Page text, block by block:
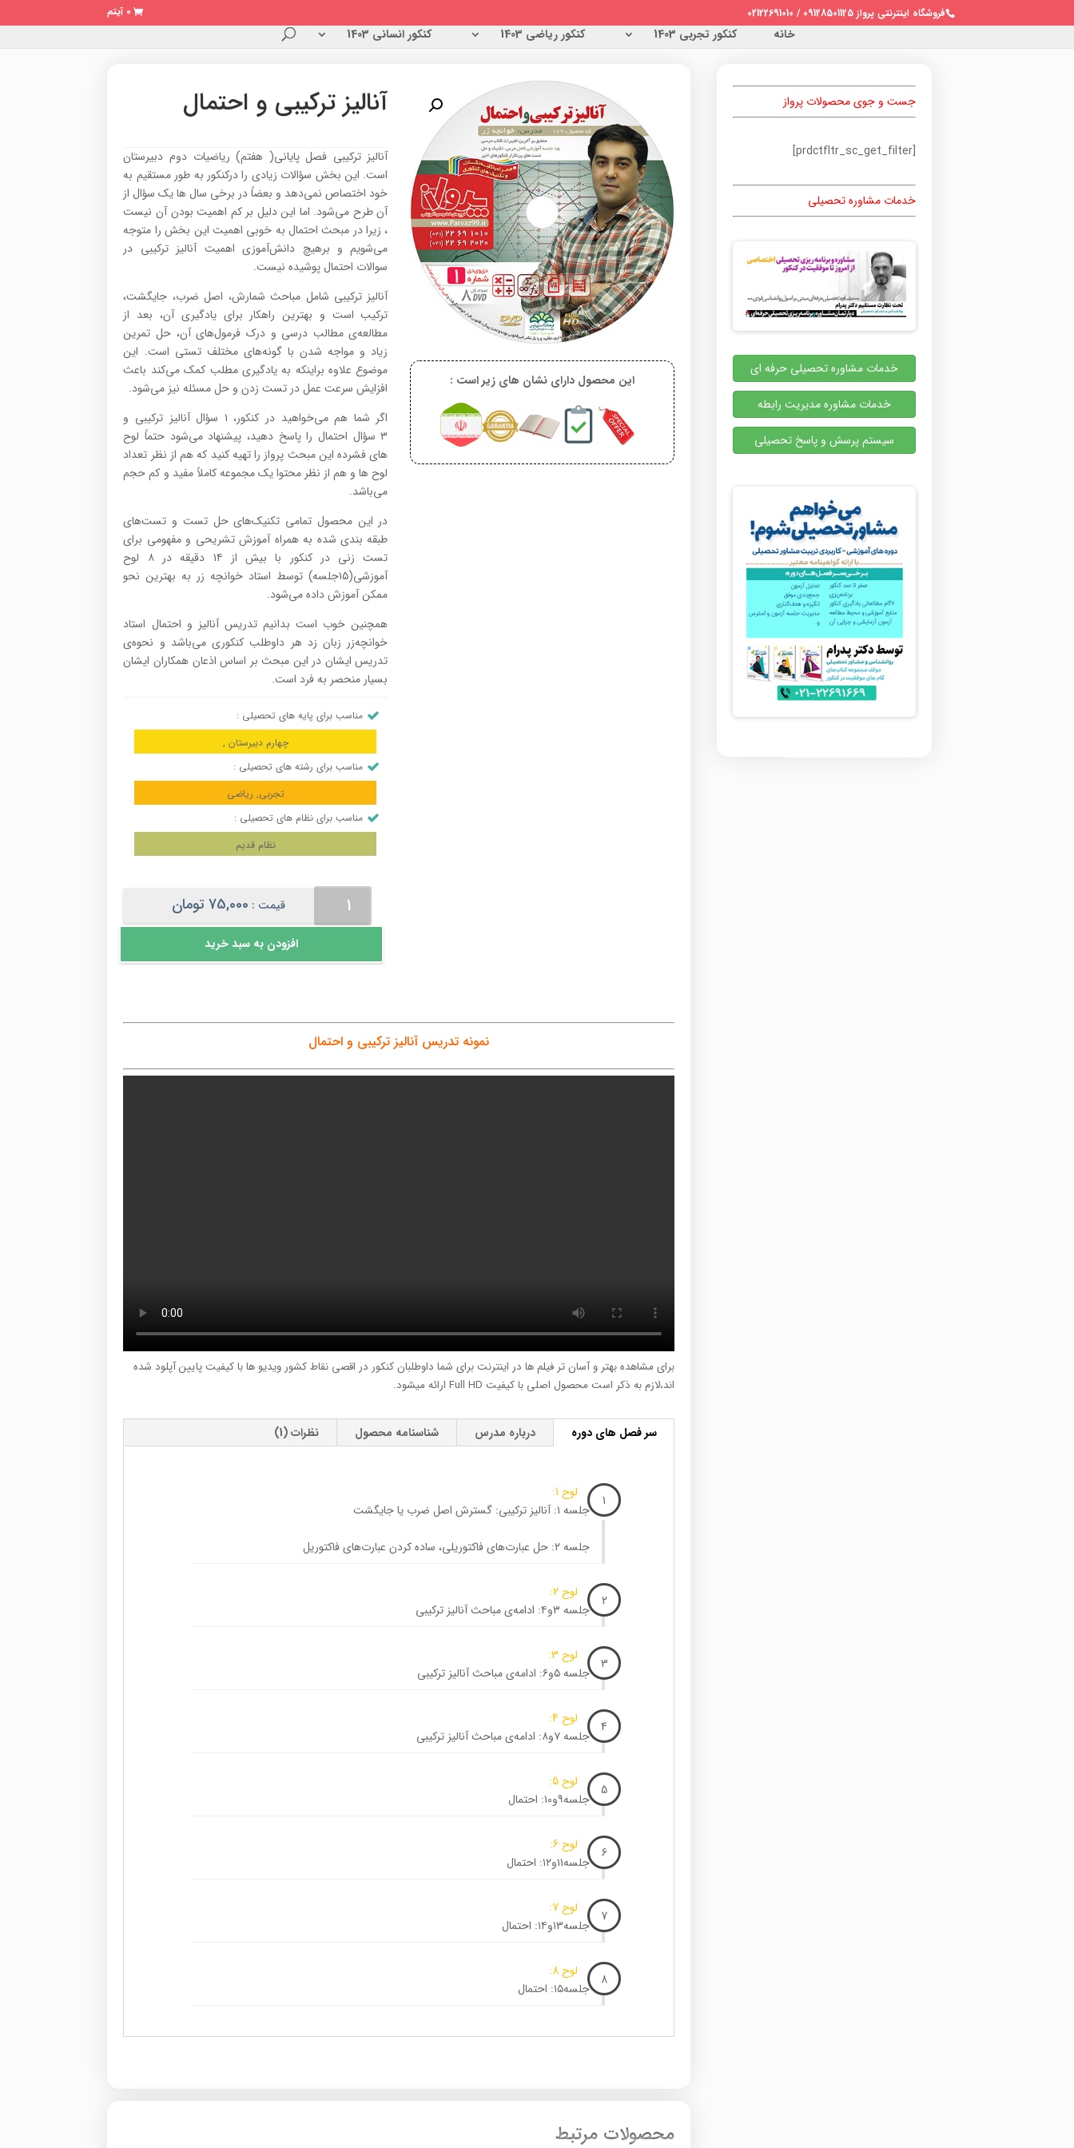
فروشگاه اینترنتی پرواز 09128501125 / 02122691010 0 آیتم
خانه کنکور تجربی 1403 کنکور ریاضی 1403 کنکور انسانی 1403
این محصول دارای نشان های زیر است :
آنالیز ترکیبی و احتمال
آنالیز ترکیبی فصل پایانی( هفتم) ریاضیات دوم دبیرستان
است. این بخش سؤالات زیادی را درکنکور به طور مستقیم به
خود اختصاص نمی‌دهد و بعضاً در برخی سال ها یک سؤال از
آن طرح می‌شود. اما این دلیل بر کم اهمیت بودن آن نیست
، زیرا در مبحث احتمال به خوبی اهمیت این بخش را متوجه
می‌شویم و برهیچ دانش‌آموزی اهمیت آنالیز ترکیبی در
سوالات احتمال پوشیده نیست.
آنالیز ترکیبی شامل مباحث شمارش، اصل ضرب، جایگشت،
ترکیب است و بهترین راهکار برای یادگیری آن، بعد از
مطالعه‌ی مطالب درسی و درک فرمول‌های آن، حل تمرین
زیاد و مواجه شدن با گونه‌های مختلف تستی است. این
موضوع علاوه براینکه به یادگیری مطلب کمک می‌کند باعث
افزایش سرعت عمل در تست زدن و حل مسئله نیز می‌شود.
اگر شما هم می‌خواهید در کنکور، ۱ سؤال آنالیز ترکیبی و
۳ سؤال احتمال را پاسخ دهید، پیشنهاد می‌شود حتماً لوح
های فشرده این مبحث پرواز را تهیه کنید که هم از نظر تعداد
لوح ها و هم از نظر محتوا یک مجموعه کاملاً مفید و کم حجم
می‌باشد.
در این محصول تمامی تکنیک‌های حل تست و تست‌های
طبقه بندی شده به همراه آموزش تشریحی و مفهومی برای
تست زنی در کنکور با بیش از ۱۴ دقیقه در ۸ لوح
آموزشی(۱۵جلسه) توسط استاد خوانچه زر به بهترین نحو
ممکن آموزش داده می‌شود.
همچنین خوب است بدانیم تدریس آنالیز و احتمال استاد
خوانچه‌زر زبان زد هر داوطلب کنکوری می‌باشد و نحوه‌ی
تدریس ایشان در این مبحث بر اساس اذعان همکاران ایشان
بسیار منحصر به فرد است.
مناسب برای پایه های تحصیلی :
چهارم دبیرستان ,
مناسب برای رشته های تحصیلی :
تجربی, ریاضی
مناسب برای نظام های تحصیلی :
نظام قدیم
ترکیبی
و
عدد
قیمت : 75,000 تومان
افزودن به سبد خرید
نمونه تدریس آنالیز ترکیبی و احتمال
برای مشاهده بهتر و آسان تر فیلم ها در اینترنت برای شما داوطلبان کنکور در اقصی نقاط کشور ویدیو ها با کیفیت پایین آپلود شده
اند،لازم به ذکر است محصول اصلی با کیفیت Full HD ارائه میشود.
سر فصل های دوره درباره مدرس شناسنامه محصول نظرات (1)
1
لوح 1:
جلسه ۱: آنالیز ترکیبی: گسترش اصل ضرب یا جایگشت
جلسه ۲: حل عبارت‌های فاکتوریلی، ساده کردن عبارت‌‌های فاکتوریل
2
لوح 2:
جلسه ۳و۴: ادامه‌ی مباحث آنالیز ترکیبی
3
لوح 3:
جلسه ۵و۶: ادامه‌ی مباحث آنالیز ترکیبی
4
لوح 4:
جلسه ۷و۸: ادامه‌ی مباحث آنالیز ترکیبی
5
لوح 5:
جلسه۹و۱۰: احتمال
6
لوح 6:
جلسه۱۱و۱۲: احتمال
7
لوح 7:
جلسه۱۳و۱۴: احتمال
8
لوح 8:
جلسه۱۵: احتمال
محصولات مرتبط
جست و جوی محصولات پرواز
[prdctfltr_sc_get_filter]
خدمات مشاوره تحصیلی
خدمات مشاوره تحصیلی حرفه ای
خدمات مشاوره مدیریت رابطه
سیستم پرسش و پاسخ تحصیلی